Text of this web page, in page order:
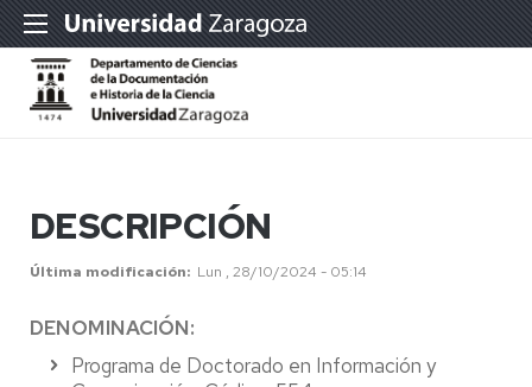
DESCRIPCIÓN
Última modificación Lun , 28/10/2024 - 05:14
DENOMINACIÓN:
Programa de Doctorado en Información y